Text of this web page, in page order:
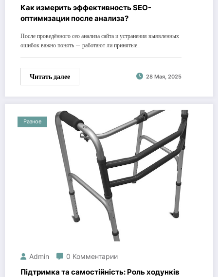
Как измерить эффективность SEO-
оптимизации после анализа?
После проведённого сео анализа сайта и устранения выявленных
ошибок важно понять — работают ли принятые…
Читать далее 28 Мая, 2025
Разное
Admin 0 Комментарии
Підтримка та самостійність: Роль ходунків